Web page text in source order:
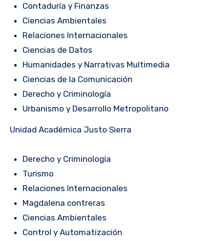
Contaduría y Finanzas
Ciencias Ambientales
Relaciones Internacionales
Ciencias de Datos
Humanidades y Narrativas Multimedia
Ciencias de la Comunicación
Derecho y Criminología
Urbanismo y Desarrollo Metropolitano
Unidad Académica Justo Sierra
Derecho y Criminología
Turismo
Relaciones Internacionales
Magdalena contreras
Ciencias Ambientales
Control y Automatización